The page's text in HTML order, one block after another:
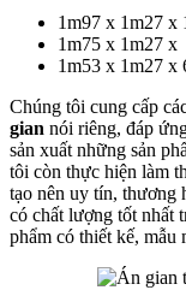
1m97 x 1m27 x
1m75 x 1m27 x
1m53 x 1m27 x
Chúng tôi cung cấp
gian nói riêng, đáp
sản xuất những sản
tôi còn thực hiện làm
tạo nên uy tín, thương
có chất lượng tốt nhất
phẩm có thiết kế, mẫu